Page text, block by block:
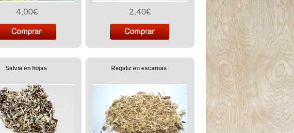
4,00€ 2,40€
Salvia en hojas Regaliz en escamas